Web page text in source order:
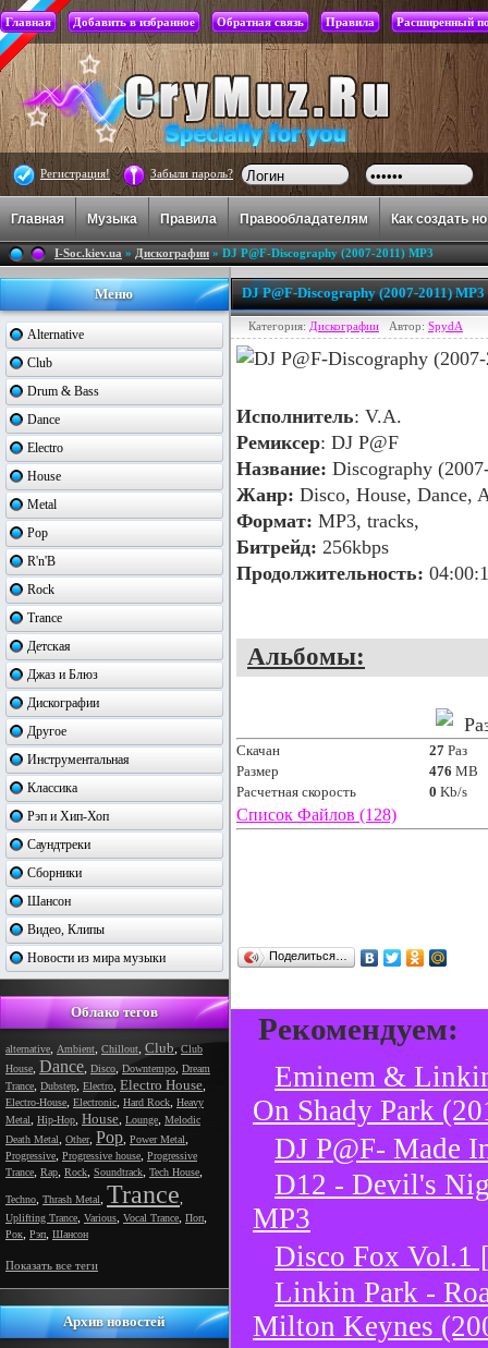
Главная Добавить в избранное Обратная связь Правила Расширенный
Регистрация! Забыли пароль?
Главная Музыка Правила Правообладателям Как создать
I-Soc.kiev.ua » Дискографии » DJ P@F-Discography (2007-2011) MP3
Меню
Alternative
Club
Drum & Bass
Dance
Electro
House
Metal
Pop
R'n'B
Rock
Trance
Детская
Джаз и Блюз
Дискографии
Другое
Инструментальная
Классика
Рэп и Хип-Хоп
Саундтреки
Сборники
Шансон
Видео, Клипы
Новости из мира музыки
Облако тегов
alternative, Ambient, Chillout, Club, Club
House, Dance, Disco, Downtempo, Dream
Trance, Dubstep, Electro, Electro House,
Electro-House, Electronic, Hard Rock, Heavy
Metal, Hip-Hop, House, Lounge, Melodic
Death Metal, Other, Pop, Power Metal,
Progressive, Progressive house, Progressive
Trance, Rap, Rock, Soundtrack, Tech House,
Techno, Thrash Metal, Trance,
Uplifting Trance, Various, Vocal Trance, Поп,
Рок, Рэп, Шансон
Показать все теги
Архив новостей
DJ P@F-Discography (2007-2011) MP3
Категория: Дискографии Автор: SpydA
Исполнитель: V.A.
Ремиксер: DJ P@F
Название: Discography
Жанр: Disco, House, Dance,
Формат: MP3, tracks,
Битрейд: 256kbps
Продолжительность:
Альбомы:
Скачан
Размер
Расчетная скорость
27 Раз
476 MB
0 Kb/s
Список Файлов (128)
Поделиться…
Рекомендуем:
Eminem &
On Shady Park
DJ P@F- Made
D12 - Devil's
MP3
Disco Fox Vol.1
Linkin Park -
Milton Keynes